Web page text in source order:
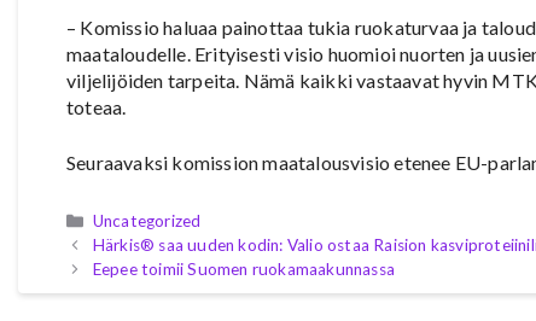
– Komissio haluaa painottaa tukia ruokaturvaa ja
maataloudelle. Erityisesti visio huomioi nuorten ja
viljelijöiden tarpeita. Nämä kaikki vastaavat hyvin
toteaa.
Seuraavaksi komission maatalousvisio etenee EU-
Kategoriat
Uncategorized
Härkis® saa uuden kodin: Valio ostaa Raision
Eepee toimii Suomen ruokamaakunnassa